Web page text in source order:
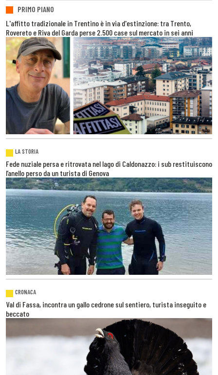
PRIMO PIANO
L'affitto tradizionale in Trentino è in via d'estinzione: tra Trento,
Rovereto e Riva del Garda perse 2.500 case sul mercato in sei anni
LA STORIA
Fede nuziale persa e ritrovata nel lago di Caldonazzo: i sub restituiscono
l’anello perso da un turista di Genova
CRONACA
Val di Fassa, incontra un gallo cedrone sul sentiero, turista inseguito e
beccato